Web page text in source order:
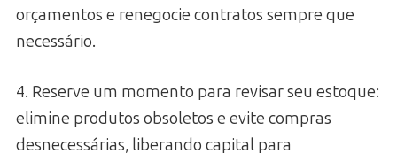
orçamentos e renegocie contratos sempre que
necessário.
4. Reserve um momento para revisar seu estoque:
elimine produtos obsoletos e evite compras
desnecessárias, liberando capital para